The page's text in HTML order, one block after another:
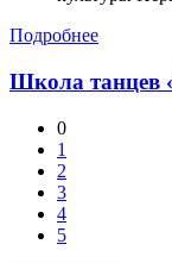
Подробнее
Школа танцев
0
1
2
3
4
5